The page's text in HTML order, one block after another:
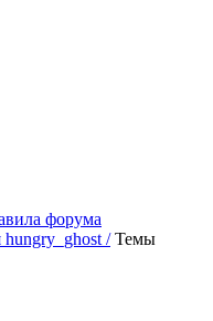
hungry_ghost / Темы